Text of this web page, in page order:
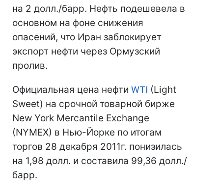
на 2 долл./барр. Нефть подешевела в
основном на фоне снижения
опасений, что Иран заблокирует
экспорт нефти через Ормузский
пролив.
Официальная цена нефти WTI (Light
Sweet) на срочной товарной бирже
New York Mercantile Exchange
(NYMEX) в Нью-Йорке по итогам
торгов 28 декабря 2011г. понизилась
на 1,98 долл. и составила 99,36 долл./
барр.